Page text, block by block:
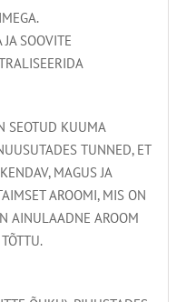
SOOVITE
SEOTUD KUUMA
TUNNED, ET
MAGUS JA
AROOMI, MIS ON
AINULAADNE AROOM